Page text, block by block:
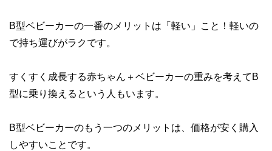
B型ベビーカーの一番のメリットは「軽い」こと！軽いの
で持ち運びがラクです。
すくすく成長する赤ちゃん＋ベビーカーの重みを考えてB
型に乗り換えるという人もいます。
B型ベビーカーのもう一つのメリットは、価格が安く購入
しやすいことです。